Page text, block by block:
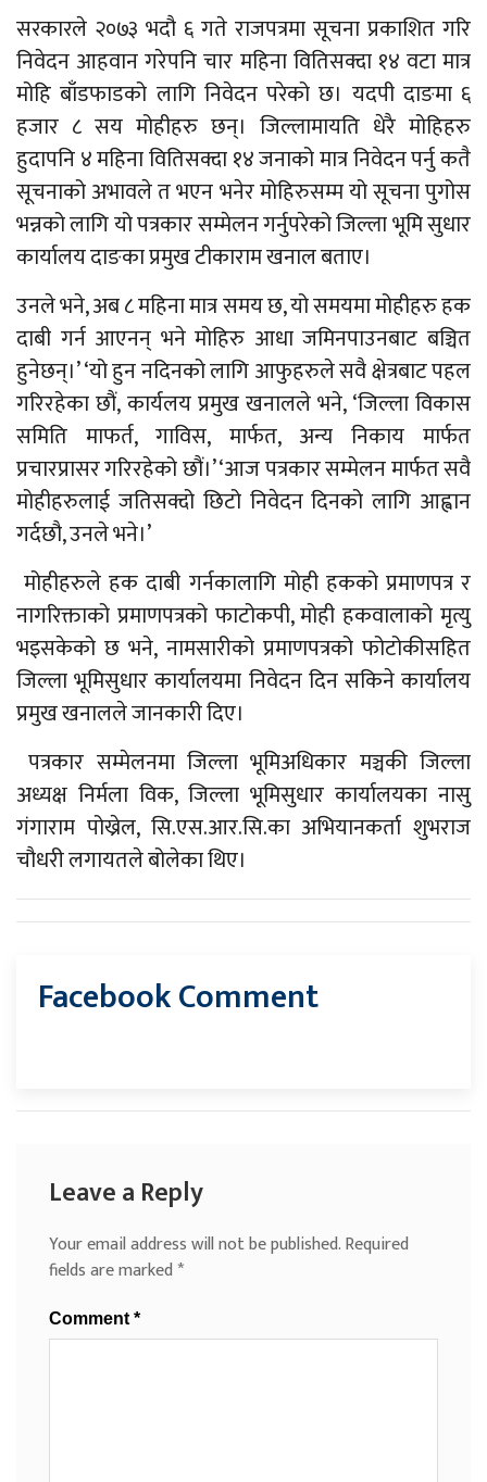
सरकारले २०७३ भदौ ६ गते राजपत्रमा सूचना प्रकाशित गरि
निवेदन आहवान गरेपनि चार महिना वितिसक्दा १४ वटा मात्र
मोहि बाँडफाडको लागि निवेदन परेको छ। यदपी दाङमा ६
हजार ८ सय मोहीहरु छन्। जिल्लामायति धेरै मोहिहरु
हुदापनि ४ महिना वितिसक्दा १४ जनाको मात्र निवेदन पर्नु कतै
सूचनाको अभावले त भएन भनेर मोहिरुसम्म यो सूचना पुगोस
भन्नको लागि यो पत्रकार सम्मेलन गर्नुपरेको जिल्ला भूमि सुधार
कार्यालय दाङका प्रमुख टीकाराम खनाल बताए।
उनले भने, अब ८ महिना मात्र समय छ, यो समयमा मोहीहरु हक
दाबी गर्न आएनन् भने मोहिरु आधा जमिनपाउनबाट बञ्चित
हुनेछन्।’ ‘यो हुन नदिनको लागि आफुहरुले सवै क्षेत्रबाट पहल
गरिरहेका छौं, कार्यलय प्रमुख खनालले भने, ‘जिल्ला विकास
समिति माफर्त, गाविस, मार्फत, अन्य निकाय मार्फत
प्रचारप्रासर गरिरहेको छौं।’ ‘आज पत्रकार सम्मेलन मार्फत सवै
मोहीहरुलाई जतिसक्दो छिटो निवेदन दिनको लागि आह्वान
गर्दछौ, उनले भने।’
मोहीहरुले हक दाबी गर्नकालागि मोही हकको प्रमाणपत्र र
नागरिक्ताको प्रमाणपत्रको फाटोकपी, मोही हकवालाको मृत्यु
भइसकेको छ भने, नामसारीको प्रमाणपत्रको फोटोकीसहित
जिल्ला भूमिसुधार कार्यालयमा निवेदन दिन सकिने कार्यालय
प्रमुख खनालले जानकारी दिए।
पत्रकार सम्मेलनमा जिल्ला भूमिअधिकार मञ्चकी जिल्ला
अध्यक्ष निर्मला विक, जिल्ला भूमिसुधार कार्यालयका नासु
गंगाराम पोख्रेल, सि.एस.आर.सि.का अभियानकर्ता शुभराज
चौधरी लगायतले बोलेका थिए।
Facebook Comment
Leave a Reply
Your email address will not be published.Required
fields are marked*
Comment *